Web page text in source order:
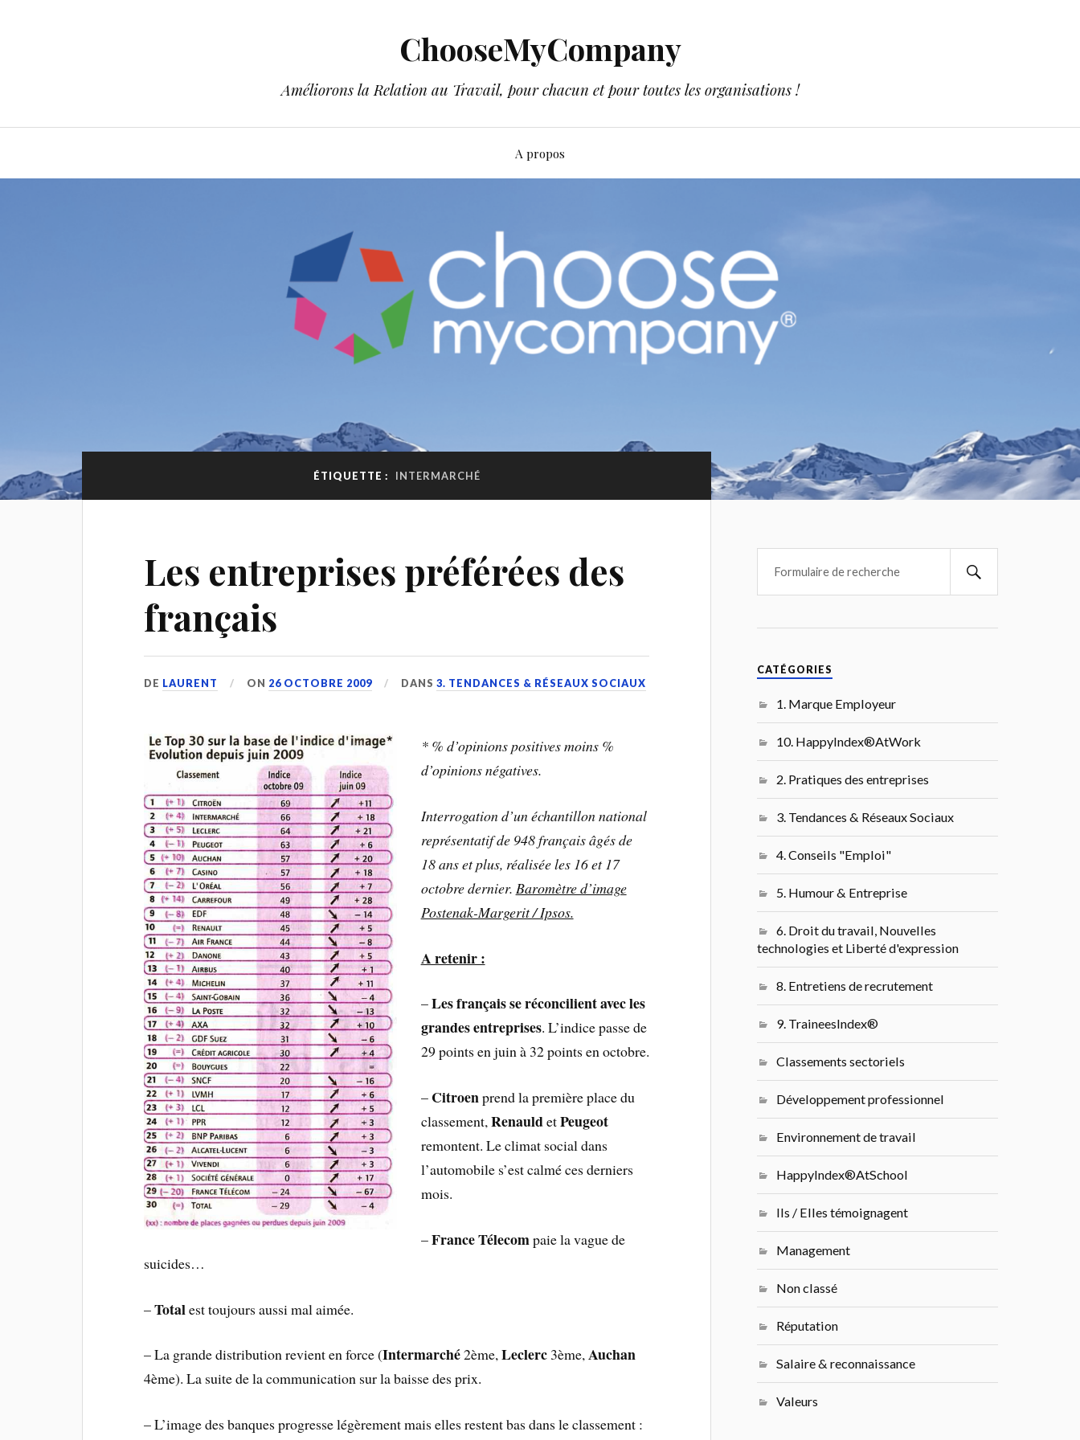
ChooseMyCompany
Améliorons la Relation au Travail, pour chacun et pour toutes les organisations !
A propos
ÉTIQUETTE : INTERMARCHÉ
Les entreprises préférées des
français
DE LAURENT ON 26 OCTOBRE 2009 DANS3. TENDANCES & RÉSEAUX SOCIAUX
* % d’opinions positives moins %
d’opinions négatives.
Interrogation d’un échantillon national
représentatif de 948 français âgés de
18 ans et plus, réalisée les 16 et 17
octobre dernier. Baromètre d’image
Postenak-Margerit / Ipsos.
A retenir :
–Les français se réconcilient avec les
grandes entreprises. L’indice passe de
29 points en juin à 32 points en octobre.
– Citroenprend la première place du
classement,RenauldetPeugeot
remontent. Le climat social dans
l’automobile s’est calmé ces derniers
mois.
–France Télecompaie la vague de
suicides…
–Totalest toujours aussi mal aimée.
– La grande distribution revient en force (Intermarché2ème,Leclerc 3ème,Auchan
4ème). La suite de la communication sur la baisse des prix.
– L’image des banques progresse légèrement mais elles restent bas dans le classement :
CATÉGORIES
1. Marque Employeur
10. HappyIndex®AtWork
2. Pratiques des entreprises
3. Tendances & Réseaux Sociaux
4. Conseils "Emploi"
5. Humour & Entreprise
6. Droit du travail, Nouvelles
technologies et Liberté d'expression
8. Entretiens de recrutement
9. TraineesIndex®
Classements sectoriels
Développement professionnel
Environnement de travail
HappyIndex®AtSchool
Ils / Elles témoignagent
Management
Non classé
Réputation
Salaire & reconnaissance
Valeurs